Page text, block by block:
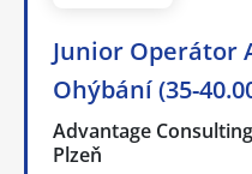
Junior Operátor
Ohýbání (35-
Advantage
Plzeň